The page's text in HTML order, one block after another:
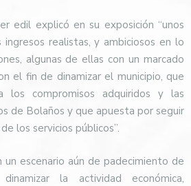
edil explicó en su exposición “unos
realistas, y ambiciosos en lo
algunas de ellas con un marcado
el fin de dinamizar el municipio, que
los compromisos adquiridos y las
de Bolaños y que apuesta por seguir
los servicios públicos”.
un escenario aún de padecimiento de
la actividad económica,